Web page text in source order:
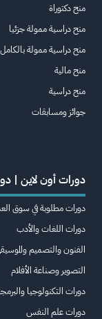
منح دكتوراة
منح دراسية ممولة جزئيا
منح دراسية ممولة بالكامل
منح مالية
منح دراسية
جوائز ومسابقات
دورات أون لاين |
دورات مطلوبة في سوق
دورات اللغات والأدب
الفنون والتصميم
التصوير وصناعة الأفلام
دورات التكنولوجيا
دورات علم النفس